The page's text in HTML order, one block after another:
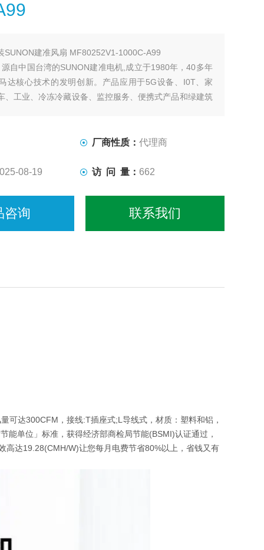
SUNON建准风扇 MF80252V1-1000C-A99
自中国台湾的SUNON建准电机,成立于1980年，40多年
达核心技术的发明创新。产品应用于5G设备、I0T、家
、工业、冷冻冷藏设备、监控服务、便携式产品和绿建筑
厂商性质： 代理商
08-19 访 问 量： 662
咨询 联系我们
可达300CFM，接线:T插座式;L导线式，材质：塑料和铝，
能单位」标准，获得经济部商检局节能(BSMI)认证通过，
高达19.28(CMH/W)让您每月电费节省80%以上，省钱又有